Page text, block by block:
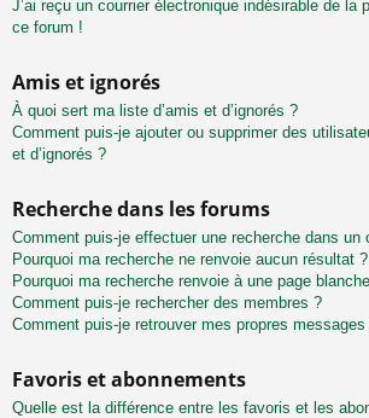
J’ai reçu un courrier électronique indésirable de la
ce forum !
Amis et ignorés
À quoi sert ma liste d’amis et d’ignorés ?
Comment puis-je ajouter ou supprimer des
et d’ignorés ?
Recherche dans les forums
Comment puis-je effectuer une recherche dans un
Pourquoi ma recherche ne renvoie aucun résultat ?
Pourquoi ma recherche renvoie à une page
Comment puis-je rechercher des membres ?
Comment puis-je retrouver mes propres
Favoris et abonnements
Quelle est la différence entre les favoris et les